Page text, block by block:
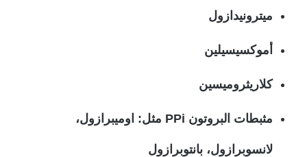
ميترونيدازول
أموكسيسيلين
كلاريثروميسين
مثبطات البروتون PPi مثل: اوميبرازول،
لانسوبرازول، بانتوبرازول